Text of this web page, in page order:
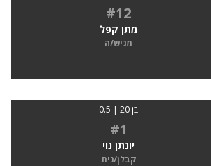
#12
מתן קפל
מגיש/ה
בן 20 | 0.5
#1
יונתן נוי
קבלן/נית